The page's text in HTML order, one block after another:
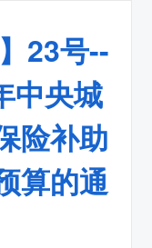
23号--
中央城
险补助
算的通